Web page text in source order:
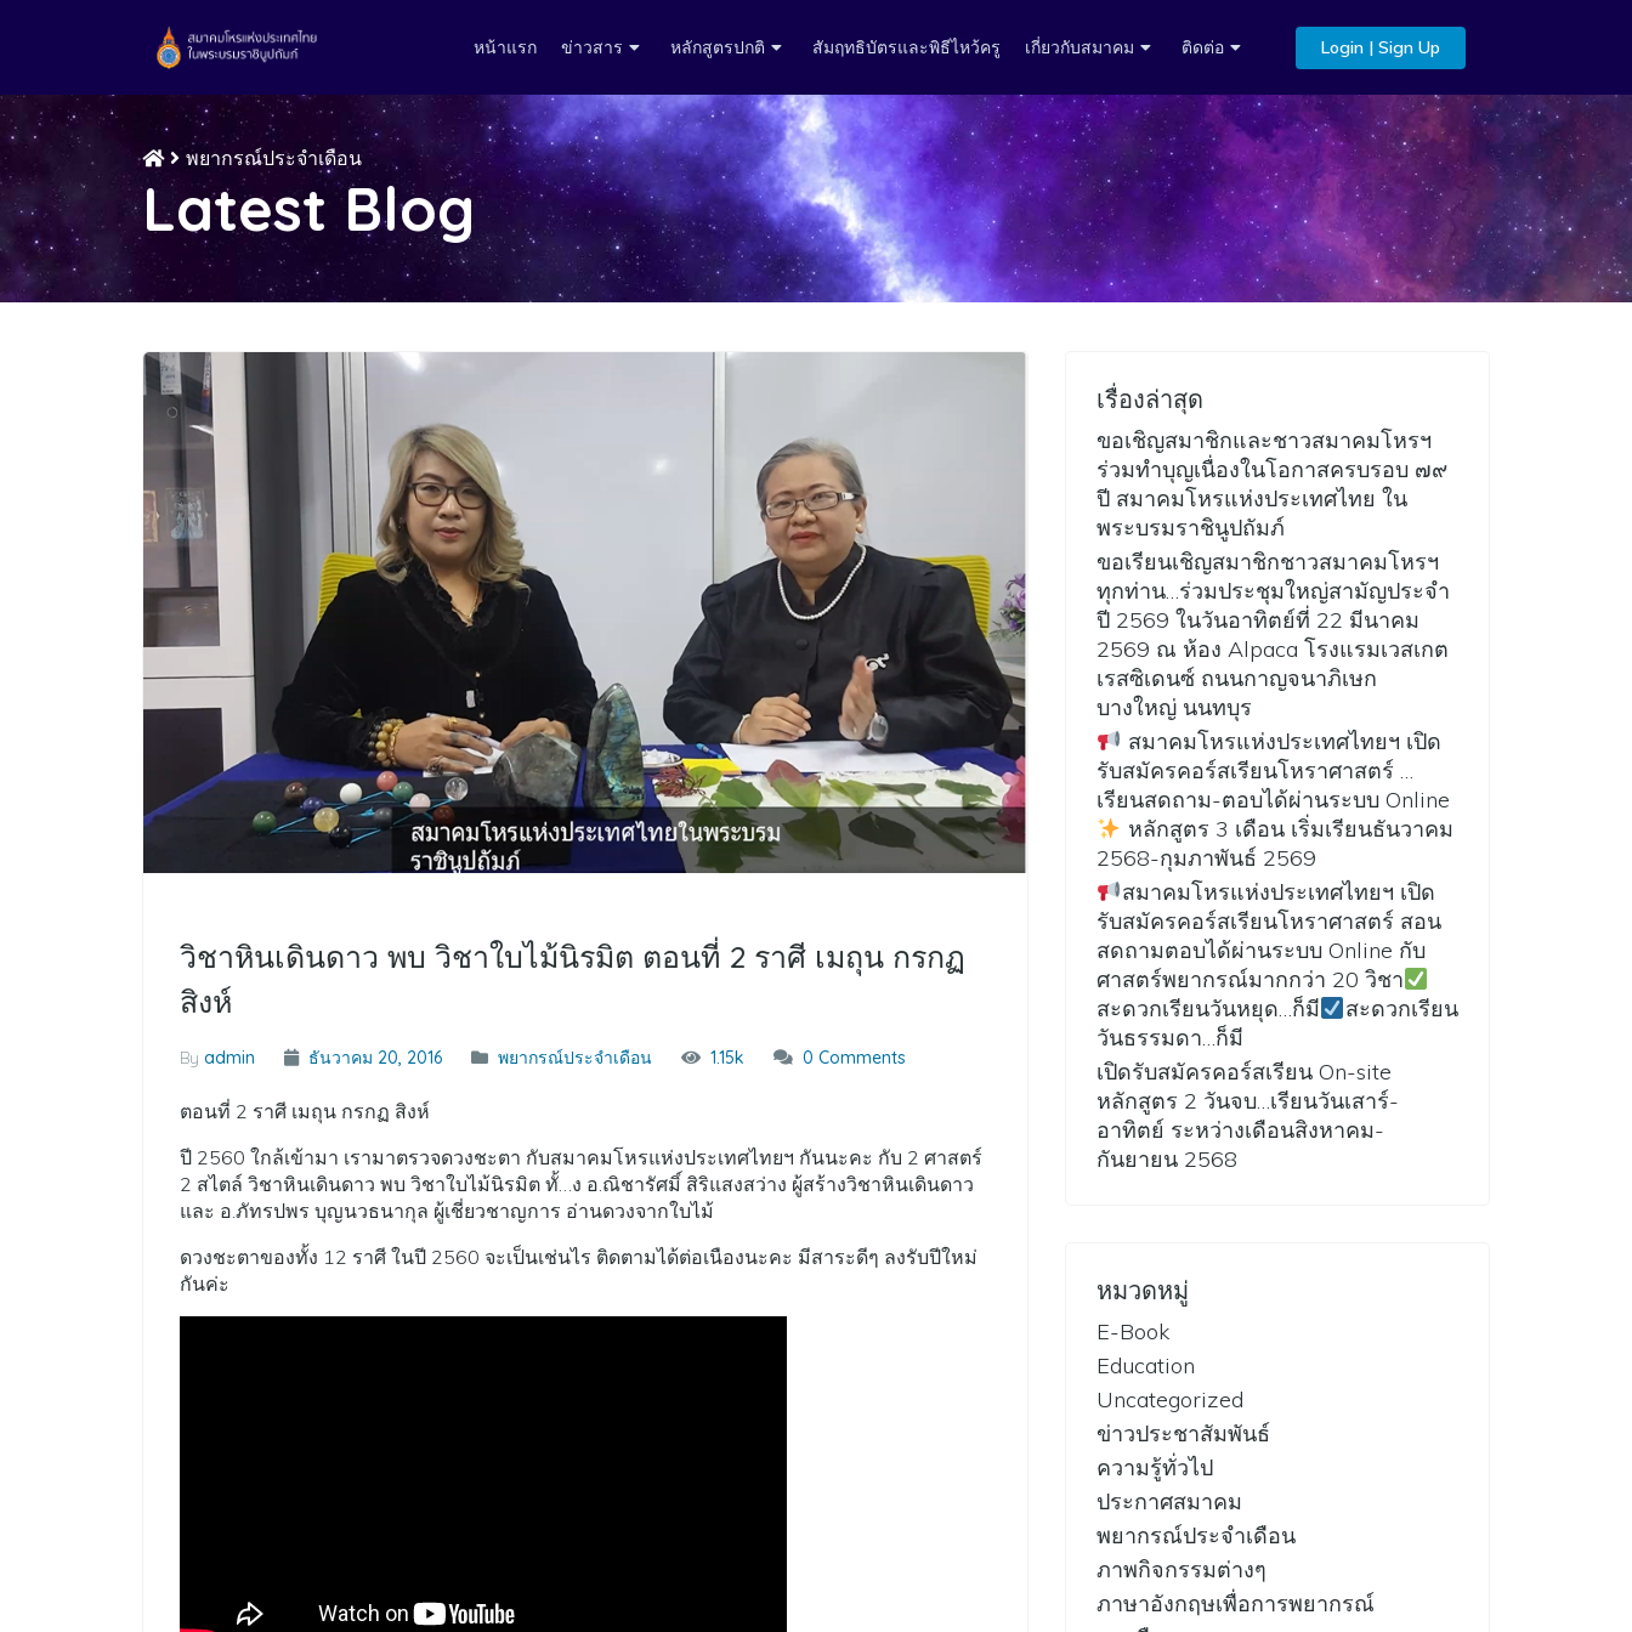
หน้าแรก ข่าวสาร หลักสูตรปกติ สัมฤทธิบัตรและพิธีไหว้ครู เกี่ยวกับสมาคม ติดต่อ Login | Sign Up
พยากรณ์ประจำเดือน
Latest Blog
วิชาหินเดินดาว พบ วิชาใบไม้นิรมิต ตอนที่ 2 ราศี เมถุน กรกฏ
สิงห์
By admin ธันวาคม 20, 2016 พยากรณ์ประจำเดือน 1.15k 0 Comments
ตอนที่ 2 ราศี เมถุน กรกฏ สิงห์
ปี 2560 ใกล้เข้ามา เรามาตรวจดวงชะตา กับสมาคมโหรแห่งประเทศไทยฯ กันนะคะ กับ 2 ศาสตร์
2 สไตล์ วิชาหินเดินดาว พบ วิชาใบไม้นิรมิต ทั้…ง อ.ณิชารัศมิ์ สิริแสงสว่าง ผู้สร้างวิชาหินเดินดาว
และ อ.ภัทรปพร บุญนวธนากุล ผู้เชี่ยวชาญการ อ่านดวงจากใบไม้
ดวงชะตาของทั้ง 12 ราศี ในปี 2560 จะเป็นเช่นไร ติดตามได้ต่อเนืองนะคะ มีสาระดีๆ ลงรับปีใหม่
กันค่ะ
เรื่องล่าสุด
ขอเชิญสมาชิกและชาวสมาคมโหรฯ
ร่วมทำบุญเนื่องในโอกาสครบรอบ ๗๙
ปี สมาคมโหรแห่งประเทศไทย ใน
พระบรมราชินูปถัมภ์
ขอเรียนเชิญสมาชิกชาวสมาคมโหรฯ
ทุกท่าน…ร่วมประชุมใหญ่สามัญประจำ
ปี 2569 ในวันอาทิตย์ที่ 22 มีนาคม
2569 ณ ห้อง Alpaca โรงแรมเวสเกต
เรสซิเดนซ์ ถนนกาญจนาภิเษก
บางใหญ่ นนทบุร
สมาคมโหรแห่งประเทศไทยฯ เปิด
รับสมัครคอร์สเรียนโหราศาสตร์ …
เรียนสดถาม-ตอบได้ผ่านระบบ Online
หลักสูตร 3 เดือน เริ่มเรียนธันวาคม
2568-กุมภาพันธ์ 2569
สมาคมโหรแห่งประเทศไทยฯ เปิด
รับสมัครคอร์สเรียนโหราศาสตร์ สอน
สดถามตอบได้ผ่านระบบ Online กับ
ศาสตร์พยากรณ์มากกว่า 20 วิชา
สะดวกเรียนวันหยุด…ก็มี
สะดวกเรียน
วันธรรมดา…ก็มี
เปิดรับสมัครคอร์สเรียน On-site
หลักสูตร 2 วันจบ…เรียนวันเสาร์-
อาทิตย์ ระหว่างเดือนสิงหาคม-
กันยายน 2568
หมวดหมู่
E-Book
Education
Uncategorized
ข่าวประชาสัมพันธ์
ความรู้ทั่วไป
ประกาศสมาคม
พยากรณ์ประจำเดือน
ภาพกิจกรรมต่างๆ
ภาษาอังกฤษเพื่อการพยากรณ์